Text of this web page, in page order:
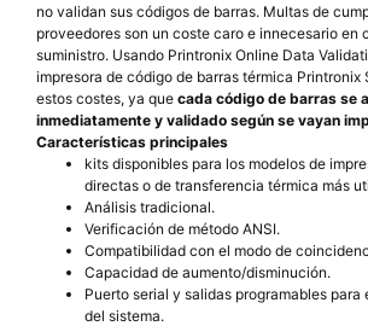
no validan sus códigos de barras. Multas de
proveedores son un coste caro e innecesario en
suministro. Usando Printronix Online Data
impresora de código de barras térmica
estos costes, ya que cada código de barras se
inmediatamente y validado según se vayan
Características principales
kits disponibles para los modelos de
directas o de transferencia térmica más
Análisis tradicional.
Verificación de método ANSI.
Compatibilidad con el modo de
Capacidad de aumento/disminución.
Puerto serial y salidas programables
del sistema.